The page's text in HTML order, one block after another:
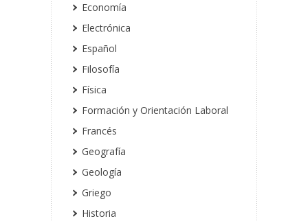
Economía
Electrónica
Español
Filosofía
Física
Formación y Orientación Laboral
Francés
Geografía
Geología
Griego
Historia